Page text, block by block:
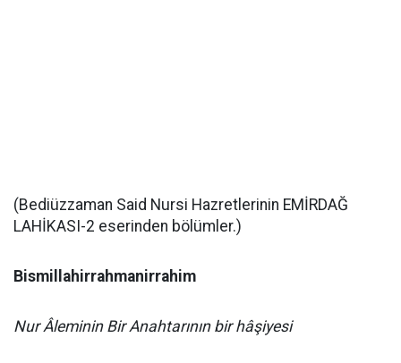
(Bediüzzaman Said Nursi Hazretlerinin EMİRDAĞ
LAHİKASI-2 eserinden bölümler.)
Bismillahirrahmanirrahim
Nur Âleminin Bir Anahtarının bir hâşiyesi